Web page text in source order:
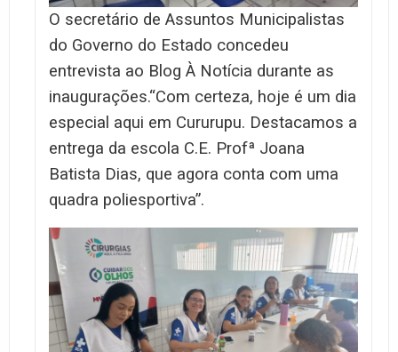
O secretário de Assuntos Municipalistas
do Governo do Estado concedeu
entrevista ao Blog À Notícia durante as
inaugurações.“Com certeza, hoje é um dia
especial aqui em Cururupu. Destacamos a
entrega da escola C.E. Profª Joana
Batista Dias, que agora conta com uma
quadra poliesportiva”.